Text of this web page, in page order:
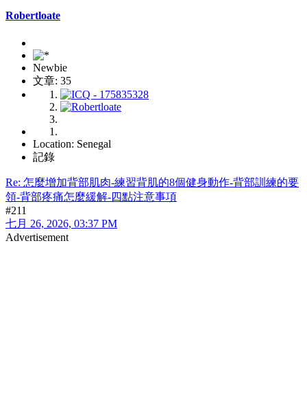
Robertloate
Newbie
文章: 35
Location: Senegal
記錄
Re: 怎麼增加背部肌肉-練習背肌的8個健身動作-背部訓練的要
領-背部疼痛怎麼緩解-四點注意事項
#211
七月 26, 2026, 03:37 PM
Advertisement